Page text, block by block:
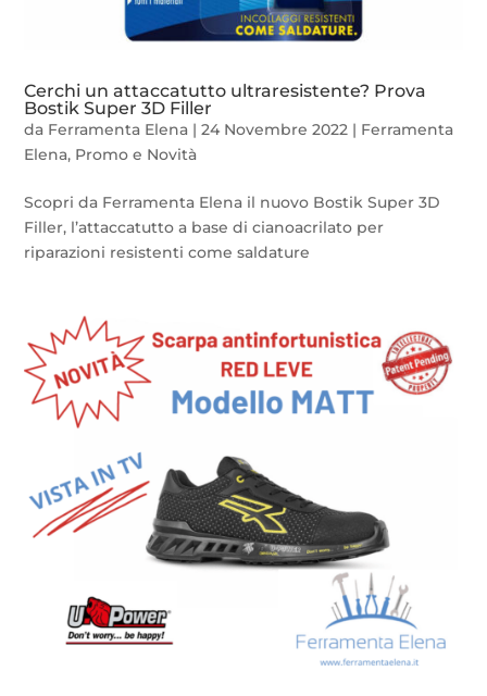
Cerchi un attaccatutto ultraresistente? Prova
Bostik Super 3D Filler
da Ferramenta Elena |24 Novembre 2022 | Ferramenta
Elena, Promo e Novità
Scopri da Ferramenta Elena il nuovo Bostik Super 3D
Filler, l’attaccatutto a base di cianoacrilato per
riparazioni resistenti come saldature